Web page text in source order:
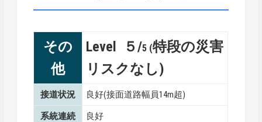
その
他
Level ５/5 (特段の災害
リスクなし)
接道状況 良好(接面道路幅員14m超)
系統連続
良好